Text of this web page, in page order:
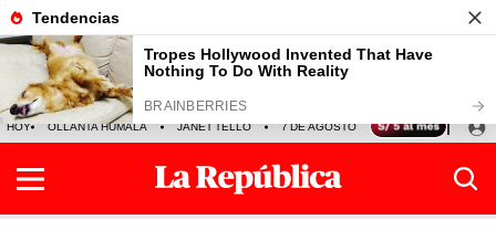
HOY OLLANTA HUMALA JANET TELLO 7 DE AGOSTO TINKA RESULTADOS